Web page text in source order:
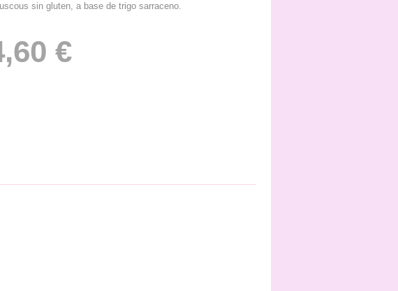
sin gluten, a base de trigo sarraceno.
€